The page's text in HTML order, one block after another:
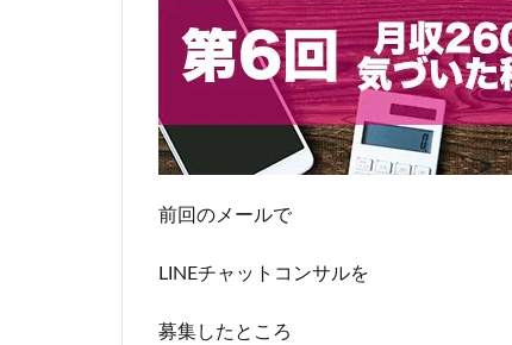
前回のメールで
LINEチャットコンサルを
募集したところ